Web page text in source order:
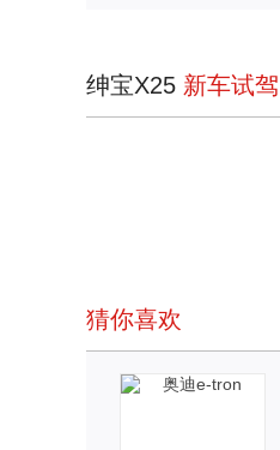
绅宝X25 新车试驾
猜你喜欢